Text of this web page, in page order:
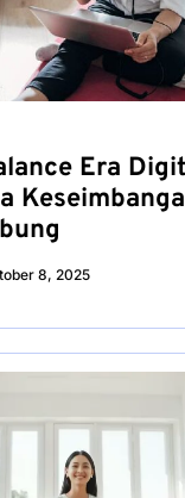
Era
8, 2025